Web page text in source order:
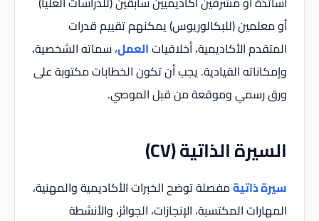
أو معلمين (للبكالوريوس) يمكنهم تقييم قدرات
المتقدم الأكاديمية، أخلاقياتالعمل، سماته الشخصية،
وإمكاناته القيادية. يجب أن تكون الخطابات مكتوبة على
ورق رسمي وموقعة من قبل الموصي.
السيرة الذاتية (CV)
سيرة ذاتيةمفصلة توضح الخبرات الأكاديمية والمهنية،
المهارات المكتسبة، الإنجازات، الجوائز، والأنشطة